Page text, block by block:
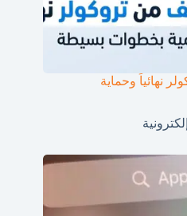
نهائياً وحماية